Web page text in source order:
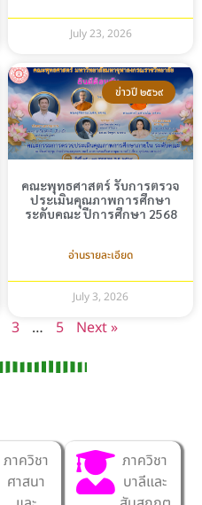
July 23, 2026
ข่าวปี ๒๕๖๙
คณะพุทธศาสตร์ รับการตรวจ
ประเมินคุณภาพการศึกษา
ระดับคณะ ปีการศึกษา 2568
อ่านรายละเอียด
July 3, 2026
3 … 5 Next »
ภาควิชา
ศาสนา
ภาควิชา
บาลีและ